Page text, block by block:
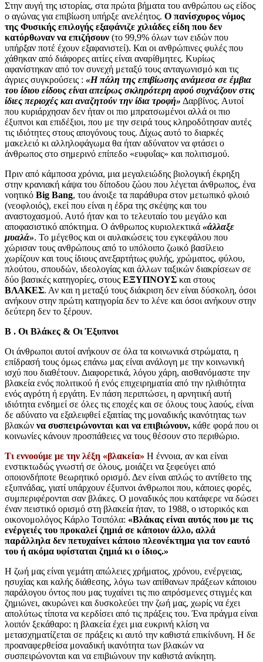
Στην αυγή της ιστορίας, στα πρώτα βήματα του ανθρώπου ως είδος
ο αγώνας για επιβίωση υπήρξε ανελέητος. Ο πανίσχυρος νόμος
της Φυσικής επιλογής εξαφάνιζε χιλιάδες είδη που δεν
κατόρθωναν να επιζήσουν (το 99,9% όλων των ειδών που
υπήρξαν ποτέ έχουν εξαφανιστεί). Και οι ανθρώπινες φυλές που
χάθηκαν από διάφορες αιτίες είναι αναρίθμητες. Κυρίως
αφανίστηκαν από τον συνεχή μεταξύ τους ανταγωνισμό και τις
άγριες συγκρούσεις : «Η πάλη της επιβίωσης ανάμεσα σε έμβια
του ίδιου είδους είναι απείρως σκληρότερη αφού συχνάζουν στις
ίδιες περιοχές και αναζητούν την ίδια τροφή» Δαρβίνος. Αυτοί
που κυριάρχησαν δεν ήταν οι πιο μπρατσωμένοι αλλά οι πιο
έξυπνοι και επιδέξιοι, που με την σειρά τους κληροδότησαν αυτές
τις ιδιότητες στους απογόνους τους. Δίχως αυτό το διαρκές
μακελειό κι αλληλοφάγωμα θα ήταν αδύνατον να φτάσει ο
άνθρωπος στο σημερινό επίπεδο «ευφυΐας» και πολιτισμού.
Πριν από κάμποσα χρόνια, μια μεγαλειώδης βιολογική έκρηξη
στην κρανιακή κάψα του δίποδου ζώου που λέγεται άνθρωπος, ένα
νοητικό Big Bang, του άνοιξε τα παράθυρα στον μετωπικό φλοιό
(νεοφλοιός), εκεί που είναι η έδρα της σκέψης και του
αναστοχασμού. Αυτό ήταν και το τελευταίο του μεγάλο και
αποφασιστικό απόκτημα. Ο άνθρωπος κυριολεκτικά «άλλαξε
μυαλά». Το μέγεθος και οι αυλακώσεις του εγκεφάλου που
χώρισαν τους ανθρώπους από το υπόλοιπο ζωικό βασίλειο
χωρίζουν και τους ίδιους ανεξαρτήτως φυλής, χρώματος, φύλου,
πλούτου, σπουδών, ιδεολογίας και άλλων ταξικών διακρίσεων σε
δύο βασικές κατηγορίες, στους ΕΞΥΠΝΟΥΣ και στους
ΒΛΑΚΕΣ. Αν και η μεταξύ τους διάκριση δεν είναι δύσκολη, όσοι
ανήκουν στην πρώτη κατηγορία δεν το λένε και όσοι ανήκουν στην
δεύτερη δεν το ξέρουν.
Β . Οι Βλάκες & Οι Έξυπνοι
Οι άνθρωποι αυτοί ανήκουν σε όλα τα κοινωνικά στρώματα, η
επίδρασή τους όμως επάνω μας είναι ανάλογη με την κοινωνική
ισχύ που διαθέτουν. Διαφορετικά, λόγου χάρη, αισθανόμαστε την
βλακεία ενός πολιτικού ή ενός επιχειρηματία από την ηλιθιότητα
ενός αγρότη ή εργάτη. Εν πάση περιπτώσει, η αρνητική αυτή
ιδιότητα ενδημεί σε όλες τις εποχές και σε όλους τους λαούς, είναι
δε αδύνατο να εξαλειφθεί εξαιτίας της μοναδικής ικανότητας των
βλακών να συσπειρώνονται και να επιβιώνουν, κάθε φορά που οι
κοινωνίες κάνουν προσπάθειες να τους θέσουν στο περιθώριο.
Τι εννοούμε με την λέξη «βλακεία» Η έννοια, αν και είναι
ενστικτωδώς γνωστή σε όλους, μοιάζει να ξεφεύγει από
οποιονδήποτε θεωρητικό ορισμό. Δεν είναι απλώς το αντίθετο της
εξυπνάδας, γιατί υπάρχουν έξυπνοι άνθρωποι που, κάποιες φορές,
συμπεριφέρονται σαν βλάκες. Ο μοναδικός που κατάφερε να δώσει
έναν πειστικό ορισμό στη βλακεία ήταν, το 1988, ο ιστορικός και
οικονομολόγος Κάρλο Τσιπόλα: «Βλάκας είναι αυτός που με τις
ενέργειές του προκαλεί ζημιά σε κάποιον άλλο, αλλά
παράλληλα δεν πετυχαίνει κάποιο πλεονέκτημα για τον εαυτό
του ή ακόμα υφίσταται ζημιά κι ο ίδιος.»
Η ζωή μας είναι γεμάτη απώλειες χρήματος, χρόνου, ενέργειας,
ησυχίας και καλής διάθεσης, λόγω των απίθανων πράξεων κάποιου
παράλογου όντος που μας τυχαίνει τις πιο απρόσμενες στιγμές και
ζημιώνει, ακυρώνει και δυσκολεύει την ζωή μας, χωρίς να έχει
απολύτως τίποτα να κερδίσει από τις πράξεις του. Ένα πράγμα είναι
λοιπόν ξεκάθαρο: η βλακεία έχει μια ευκρινή κλίση να
μετασχηματίζεται σε πράξεις κι αυτό την καθιστά επικίνδυνη. Η δε
προαναφερθείσα μοναδική ικανότητα των βλακών να
συσπειρώνονται και να επιβιώνουν την καθιστά ανίκητη.